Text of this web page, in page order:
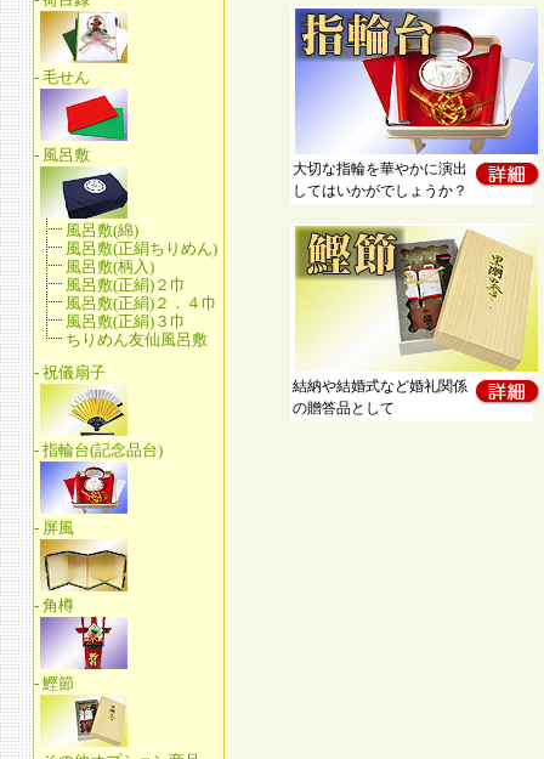
大切な指輪を華やかに演出
してはいかがでしょうか？
結納や結婚式など婚礼関係
の贈答品として